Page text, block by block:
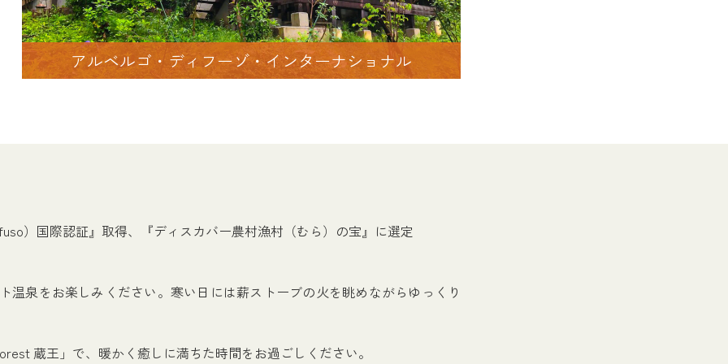
アルベルゴ・ディフーゾ・インターナショナル
）国際認証』取得、『ディスカバー農村漁村（むら）の宝』に選定
泉をお楽しみください。寒い日には薪ストーブの火を眺めながらゆっくり
蔵王」で、暖かく癒しに満ちた時間をお過ごしください。